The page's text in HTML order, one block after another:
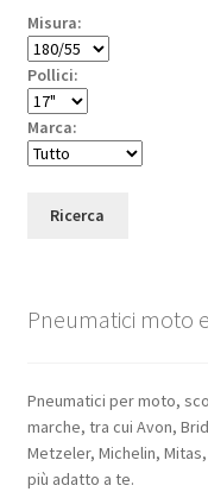
Misura:
Pollici:
Marca:
Ricerca
Pneumatici moto
Pneumatici per moto,
marche, tra cui Avon,
Metzeler, Michelin,
più adatto a te.